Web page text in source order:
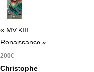
« MV.XIII
Renaissance »
200€
Christophe